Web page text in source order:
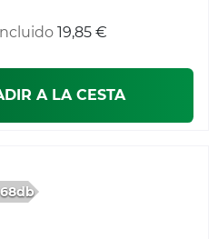
19,85 €
A LA CESTA
68db